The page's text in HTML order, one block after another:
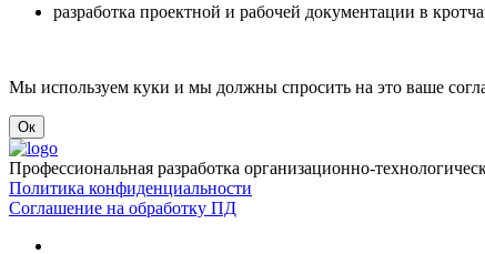
разработка проектной и рабочей документации в
Мы используем куки и мы должны спросить на это ваше
Ок
Профессиональная разработка организационно-
Политика конфиденциальности
Соглашение на обработку ПД